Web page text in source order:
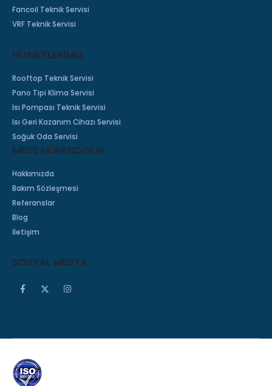
Fancoil Teknik Servisi
VRF Teknik Servisi
HİZMETLERİMİZ
Rooftop Teknik Servisi
Pano Tipi Klima Servisi
Isı Pompası Teknik Servisi
Isı Geri Kazanım Cihazı Servisi
Soğuk Oda Servisi
MECE MÜHENDİSLİK
Hakkımızda
Bakım Sözleşmesi
Referanslar
Blog
İletişim
SOSYAL MEDYA